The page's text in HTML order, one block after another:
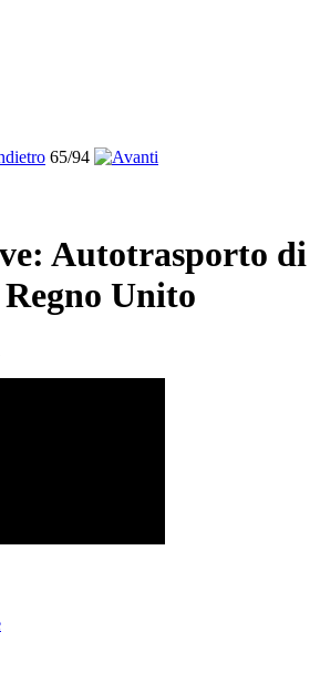
65/94
Autotrasporto di
Unito